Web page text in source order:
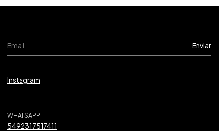
Instagram
WHATSAPP
5492317517411